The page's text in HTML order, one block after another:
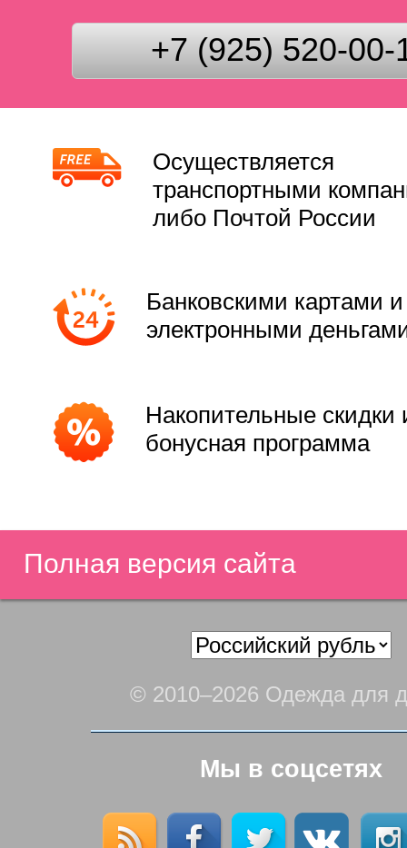
+7 (925) 520-00-
Осуществляется
транспортными
либо Почтой России
Банковскими картами и
электронными
Накопительные скидки
бонусная программа
Полная версия сайта
© 2010–2026 Одежда для
Мы в соцсетях